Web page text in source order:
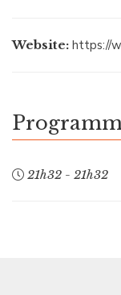
Website: https://
21h32 - 21h32